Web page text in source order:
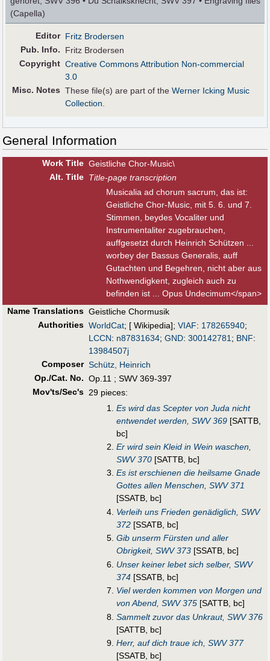
(Capella)
Editor Fritz Brodersen
Pub. Info.
Fritz Brodersen
Copyright Creative Commons Attribution Non-commercial
3.0
Misc. Notes These file(s) are part of theWerner Icking Music
Collection.
General Information
Work Title Geistliche Chor-Music\
Alt. Title Title-page transcription
Musicalia ad chorum sacrum, das ist:
Geistliche Chor-Music, mit 5. 6. und 7.
Stimmen, beydes Vocaliter und
Instrumentaliter zugebrauchen,
auffgesetzt durch Heinrich Schützen ...
worbey der Bassus Generalis, auff
Gutachten und Begehren, nicht aber aus
Nothwendigkent, zugleich auch zu
befinden ist ... Opus Undecimum</span>
Name Translations Geistliche Chormusik
Authorities WorldCat; [ Wikipedia]; VIAF: 178265940;
LCCN: n87831634; GND: 300142781; BNF:
13984507j
Composer Schütz, Heinrich
Op./Cat. No. Op.11 ; SWV 369-397
Mov'ts/Sec's 29 pieces:
Es wird das Scepter von Juda nicht
entwendet werden, SWV 369 [SATTB,
bc]
Er wird sein Kleid in Wein waschen,
SWV 370 [SATTB, bc]
Es ist erschienen die heilsame Gnade
Gottes allen Menschen, SWV 371
[SSATB, bc]
Verleih uns Frieden genädiglich, SWV
372 [SSATB, bc]
Gib unserm Fürsten und aller
Obrigkeit, SWV 373 [SSATB, bc]
Unser keiner lebet sich selber, SWV
374 [SSATB, bc]
Viel werden kommen von Morgen und
von Abend, SWV 375 [SATTB, bc]
Sammelt zuvor das Unkraut, SWV 376
[SATTB, bc]
Herr, auf dich traue ich, SWV 377
[SSATB, bc]